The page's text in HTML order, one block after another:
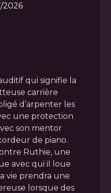
2026
qui signifie la
carrière
d’arpenter les
une protection
son mentor
de piano.
Ruthie, une
avec qui il loue
vie prendra une
lorsque des